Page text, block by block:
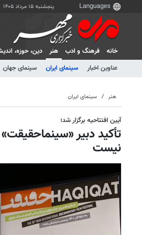
پنجشنبه ۱۵ مرداد ۱۴۰۵
خانه فرهنگ و ادب
هنر
عناوین اخبار
سینمای ایران سینمای جهان
دين، حوزه،
هنر سینمای ایران
آیین افتتاحیه برگزار شد؛
تأکید دبیر
نیست